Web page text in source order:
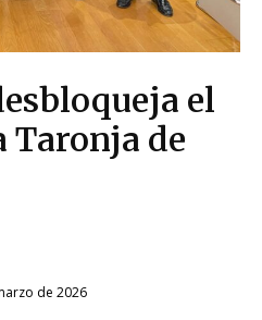
el
Taronja de
de 2026